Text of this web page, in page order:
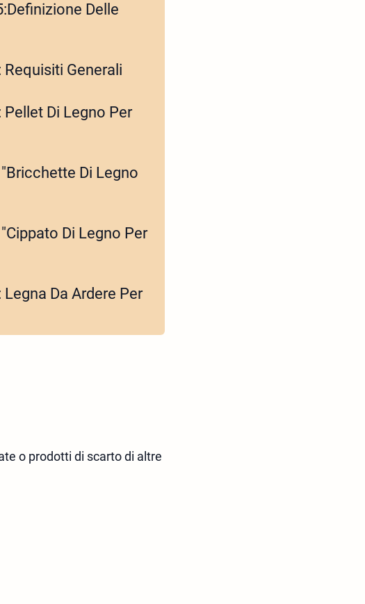
Delle
Generali
Di Legno Per
Di Legno
Di Legno Per
Da Ardere Per
o prodotti di scarto di altre